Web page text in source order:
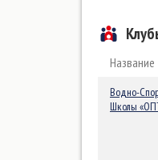
Название
Водно-
Школы